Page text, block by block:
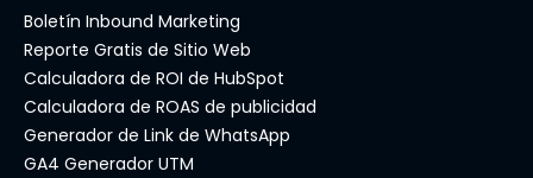
Boletín Inbound Marketing
Reporte Gratis de Sitio Web
Calculadora de ROI de HubSpot
Calculadora de ROAS de publicidad
Generador de Link de WhatsApp
GA4 Generador UTM